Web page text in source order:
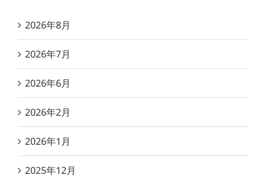
2026年8月
2026年7月
2026年6月
2026年2月
2026年1月
2025年12月